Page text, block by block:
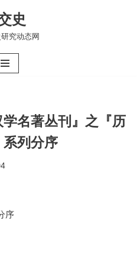
史
究动态网
名著丛刊』之『历
系列分序
序